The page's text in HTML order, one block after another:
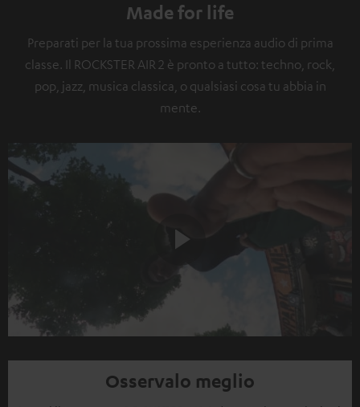
Made for life
Preparati per la tua prossima esperienza audio di prima
classe. Il ROCKSTER AIR 2 è pronto a tutto: techno, rock,
pop, jazz, musica classica, o qualsiasi cosa tu abbia in
mente.
Video
Osservalo meglio